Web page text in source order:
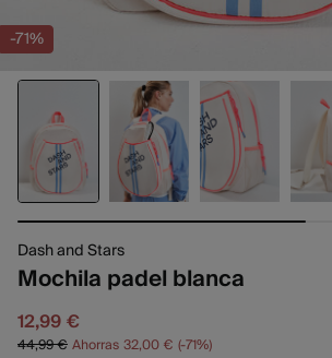
-71%
Dash and Stars
Mochila padel blanca
12,99 €
44,99 €Ahorras 32,00 € 71